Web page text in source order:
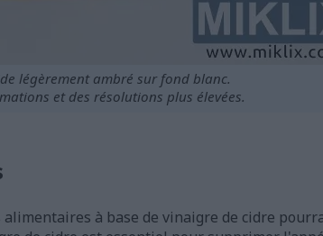
légèrement ambré sur fond blanc.
et des résolutions plus élevées.
à base de vinaigre de cidre